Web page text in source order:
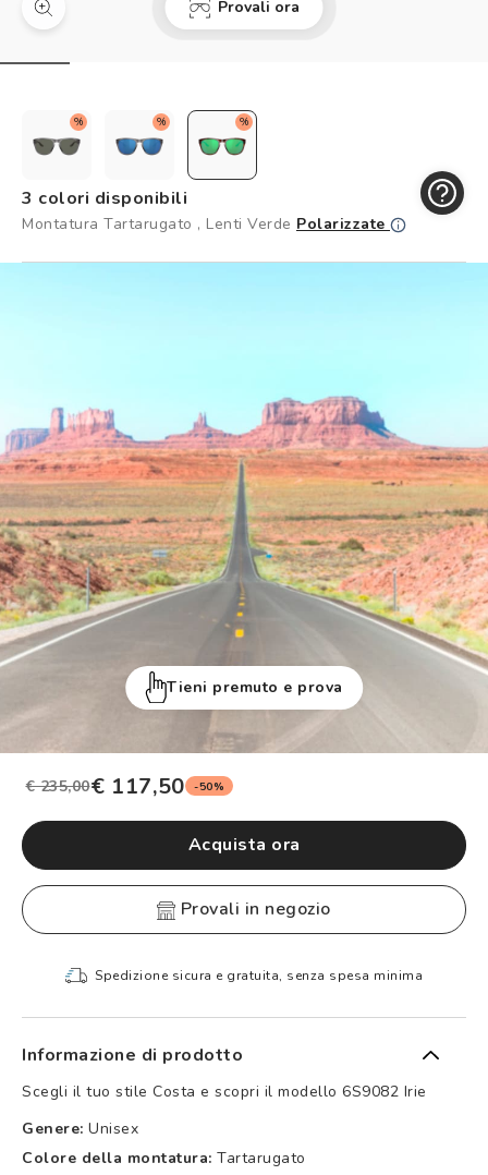
Prenota un test della vista gratuito
Controllo visivo
Carta fedeltà
Logout
Provali ora
% % %
3 colori disponibili
Montatura Tartarugato , Lenti Verde Polarizzate
Tieni premuto e prova
€ 235,00€ 117,50 -50%
Acquista ora
provali in negozio
Spedizione sicura e gratuita, senza spesa minima
Informazione di prodotto
Scegli il tuo stile Costa e scopri il modello 6S9082 Irie
Genere: Unisex
Colore della montatura: Tartarugato